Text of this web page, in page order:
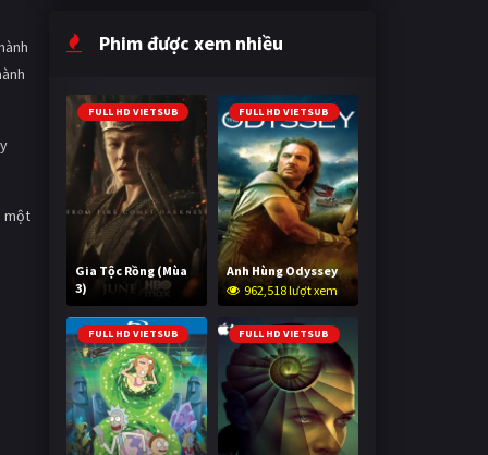
một
Phim được xem nhiều
FULL HD VIETSUB
Gia Tộc Rồng (Mùa
3)
2,028,551 lượt xem
FULL HD VIETSUB
Anh Hùng Odyssey
962,518 lượt xem
FULL HD VIETSUB FULL HD VIETSUB